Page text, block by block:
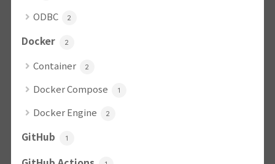
ODBC 2
Docker 2
Container 2
Docker Compose 1
Docker Engine 2
GitHub 1